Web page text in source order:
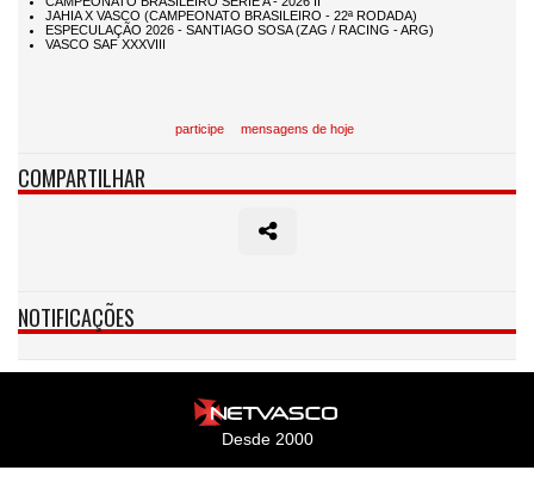
participe mensagens de hoje
COMPARTILHAR
NOTIFICAÇÕES
Desde 2000